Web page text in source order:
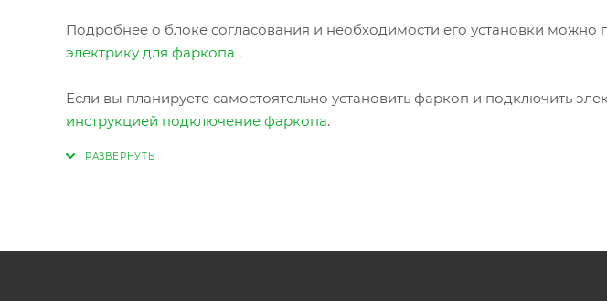
Подробнее о блоке согласования и необходимости его установки можно
электрику для фаркопа .
Если вы планируете самостоятельно установить фаркоп и подключить
инструкцией подключение фаркопа.